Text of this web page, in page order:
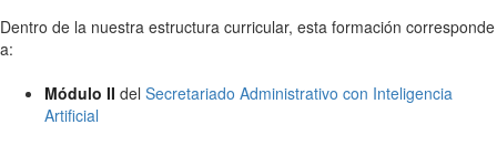
Dentro de la nuestra estructura curricular, esta formación corresponde
a:
Módulo II del Secretariado Administrativo con Inteligencia
Artificial